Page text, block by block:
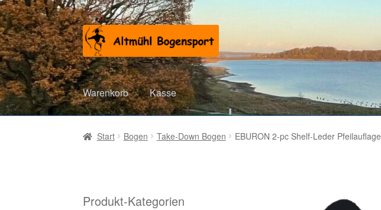
Zur
Navigation
springen
Zum
Inhalt
springen
Warenkorb Kasse
Start Bogen Take-Down Bogen EBURON 2-pc Shelf-Leder Pfeilauflage
Produkt-Kategorien